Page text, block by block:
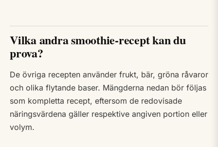
Vilka andra smoothie-recept kan du
prova?
De övriga recepten använder frukt, bär, gröna råvaror
och olika flytande baser. Mängderna nedan bör följas
som kompletta recept, eftersom de redovisade
näringsvärdena gäller respektive angiven portion eller
volym.